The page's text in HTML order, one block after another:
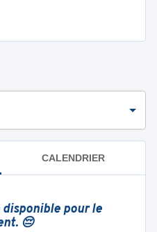
CALENDRIER
pour le
😔